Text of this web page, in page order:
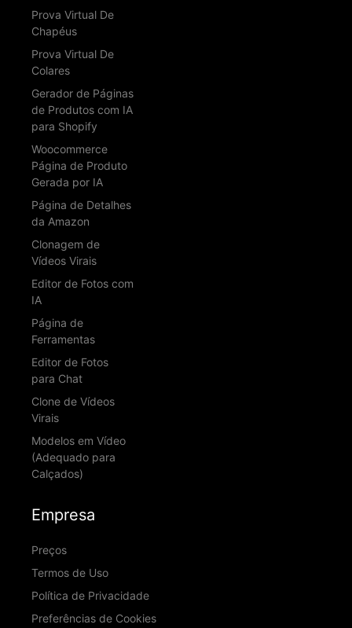
Prova Virtual De
Chapéus
Prova Virtual De
Colares
Gerador de Páginas
de Produtos com IA
para Shopify
Woocommerce
Página de Produto
Gerada por IA
Página de Detalhes
da Amazon
Clonagem de
Vídeos Virais
Editor de Fotos com
IA
Página de
Ferramentas
Editor de Fotos
para Chat
Clone de Vídeos
Virais
Modelos em Vídeo
(Adequado para
Calçados)
Empresa
Preços
Termos de Uso
Política de Privacidade
Preferências de Cookies